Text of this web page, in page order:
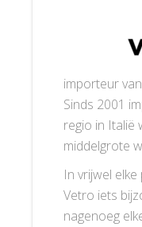
importeur
Sinds 2001
regio in Italië
middelgrote
In vrijwel
Vetro iets
nagenoeg